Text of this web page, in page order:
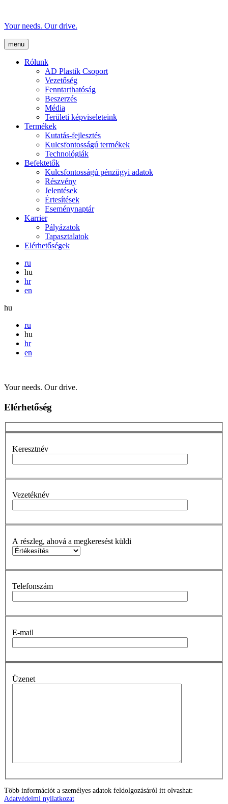
Your needs. Our drive.
menu
Rólunk
AD Plastik Csoport
Vezetőség
Fenntarthatóság
Beszerzés
Média
Területi képviseleteink
Termékek
Kutatás-fejlesztés
Kulcsfontosságú termékek
Technológiák
Befektetők
Kulcsfontosságú pénzügyi adatok
Részvény
Jelentések
Értesítések
Eseménynaptár
Karrier
Pályázatok
Tapasztalatok
Elérhetőségek
ru
hu
hr
en
hu
ru
hu
hr
en
Your needs. Our drive.
Elérhetőség
Keresztnév
Vezetéknév
A részleg, ahová a megkeresést küldi
Telefonszám
E-mail
Üzenet
Több információt a személyes adatok feldolgozásáról itt olvashat:
Adatvédelmi nyilatkozat